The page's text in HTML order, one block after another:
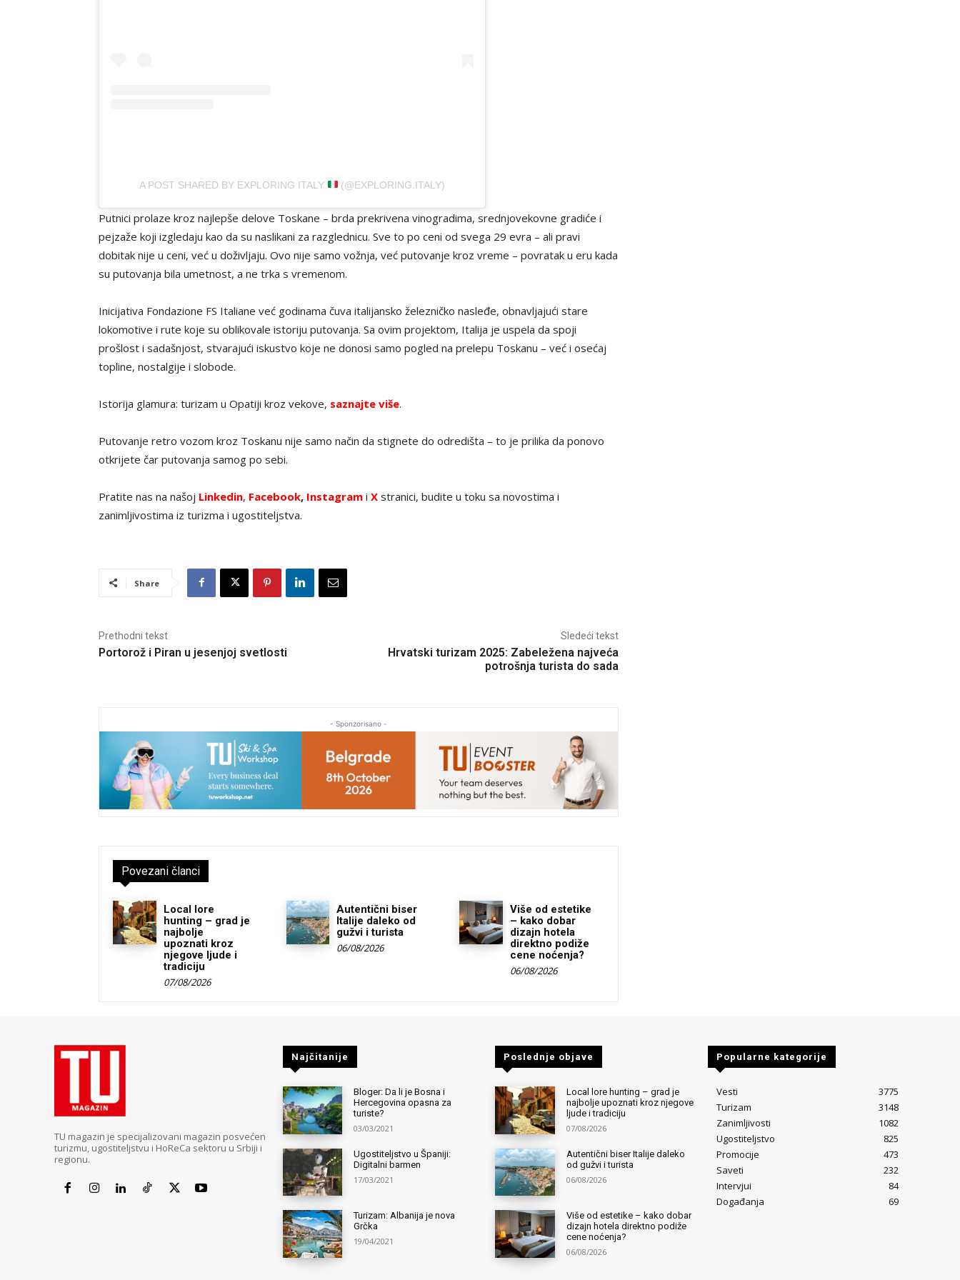
A POST SHARED BY EXPLORING ITALY (@EXPLORING.ITALY)
Putnici prolaze kroz najlepše delove Toskane – brda prekrivena vinogradima, srednjovekovne gradiće i
pejzaže koji izgledaju kao da su naslikani za razglednicu. Sve to po ceni od svega 29 evra – ali pravi
dobitak nije u ceni, već u doživljaju. Ovo nije samo vožnja, već putovanje kroz vreme – povratak u eru kada
su putovanja bila umetnost, a ne trka s vremenom.
Inicijativa Fondazione FS Italiane već godinama čuva italijansko železničko nasleđe, obnavljajući stare
lokomotive i rute koje su oblikovale istoriju putovanja. Sa ovim projektom, Italija je uspela da spoji
prošlost i sadašnjost, stvarajući iskustvo koje ne donosi samo pogled na prelepu Toskanu – već i osećaj
topline, nostalgije i slobode.
Istorija glamura: turizam u Opatiji kroz vekove, saznajte više.
Putovanje retro vozom kroz Toskanu nije samo način da stignete do odredišta – to je prilika da ponovo
otkrijete čar putovanja samog po sebi.
Pratite nas na našoj Linkedin, Facebook, Instagram i X stranici, budite u toku sa novostima i
zanimljivostima iz turizma i ugostiteljstva.
Share
Prethodni tekst
Portorož i Piran u jesenjoj svetlosti
Sledeći tekst
Hrvatski turizam 2025: Zabeležena najveća
potrošnja turista do sada
- Sponzorisano -
Povezani članci
Local lore
hunting – grad je
najbolje
upoznati kroz
njegove ljude i
tradiciju
07/08/2026
Autentični biser
Italije daleko od
gužvi i turista
06/08/2026
Više od estetike
– kako dobar
dizajn hotela
direktno podiže
cene noćenja?
06/08/2026
TU magazin je specijalizovani magazin posvećen
turizmu, ugostiteljstvu i HoReCa sektoru u Srbiji i
regionu.
Najčitanije
Bloger: Da li je Bosna i
Hercegovina opasna za
turiste?
03/03/2021
Ugostiteljstvo u Španiji:
Digitalni barmen
17/03/2021
Turizam: Albanija je nova
Grčka
19/04/2021
Poslednje objave
Local lore hunting – grad je
najbolje upoznati kroz njegove
ljude i tradiciju
07/08/2026
Autentični biser Italije daleko
od gužvi i turista
06/08/2026
Više od estetike – kako dobar
dizajn hotela direktno podiže
cene noćenja?
06/08/2026
Popularne kategorije
Vesti
3775
Turizam
3148
Zanimljivosti
1082
Ugostiteljstvo
825
Promocije
473
Saveti
232
Intervjui
84
Događanja
69